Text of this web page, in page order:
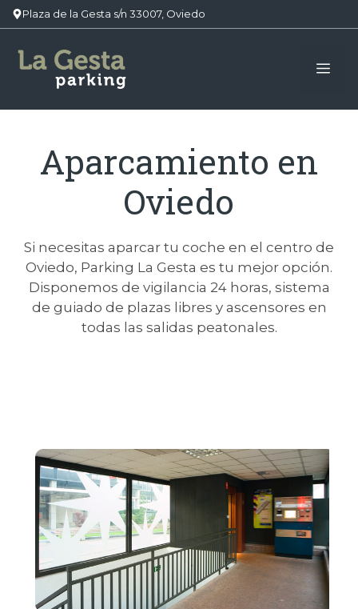
Plaza de la Gesta s/n 33007, Oviedo
contenido
Aparcamiento en
Oviedo
Si necesitas aparcar tu coche en el centro de
Oviedo, Parking La Gesta es tu mejor opción.
Disponemos de vigilancia 24 horas, sistema
de guiado de plazas libres y ascensores en
todas las salidas peatonales.